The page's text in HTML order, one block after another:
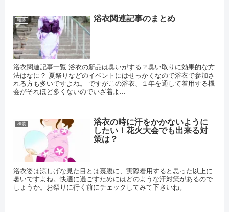
和装 浴衣関連記事のまとめ
浴衣関連記事一覧 浴衣の新品は臭いがする？臭い取りに効果的な方
法はなに？ 夏祭りなどのイベントにはせっかくなので浴衣で参加さ
れる方も多いですよね。 ですがこの浴衣、１年を通して着用する機
会がそれほど多くないのでいざ着よ...
和装
浴衣の時に汗をかかないように
したい！花火大会でも出来る対
策は？
浴衣姿は涼しげな見た目とは裏腹に、実際着用すると思った以上に
暑いですよね。快適に過ごすためにはどのような汗対策があるので
しょうか。お祭りに行く前にチェックしてみて下さいね。